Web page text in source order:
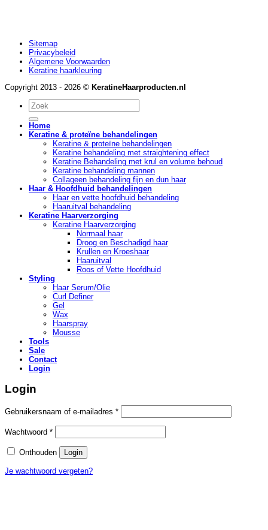
Sitemap
Privacybeleid
Algemene Voorwaarden
Keratine haarkleuring
Copyright 2013 - 2026 © KeratineHaarproducten.nl
Zoeken
naar:
Home
Keratine & proteïne behandelingen
Keratine & proteïne behandelingen
Keratine behandeling met straightening effect
Keratine Behandeling met krul en volume behoud
Keratine behandeling mannen
Collageen behandeling fijn en dun haar
Haar & Hoofdhuid behandelingen
Haar en vette hoofdhuid behandeling
Haaruitval behandeling
Keratine Haarverzorging
Keratine Haarverzorging
Normaal haar
Droog en Beschadigd haar
Krullen en Kroeshaar
Haaruitval
Roos of Vette Hoofdhuid
Styling
Haar Serum/Olie
Curl Definer
Gel
Wax
Haarspray
Mousse
Tools
Sale
Contact
Login
Login
Gebruikersnaam of e-mailadres *Vereist
Wachtwoord *Vereist
Onthouden Login
Je wachtwoord vergeten?